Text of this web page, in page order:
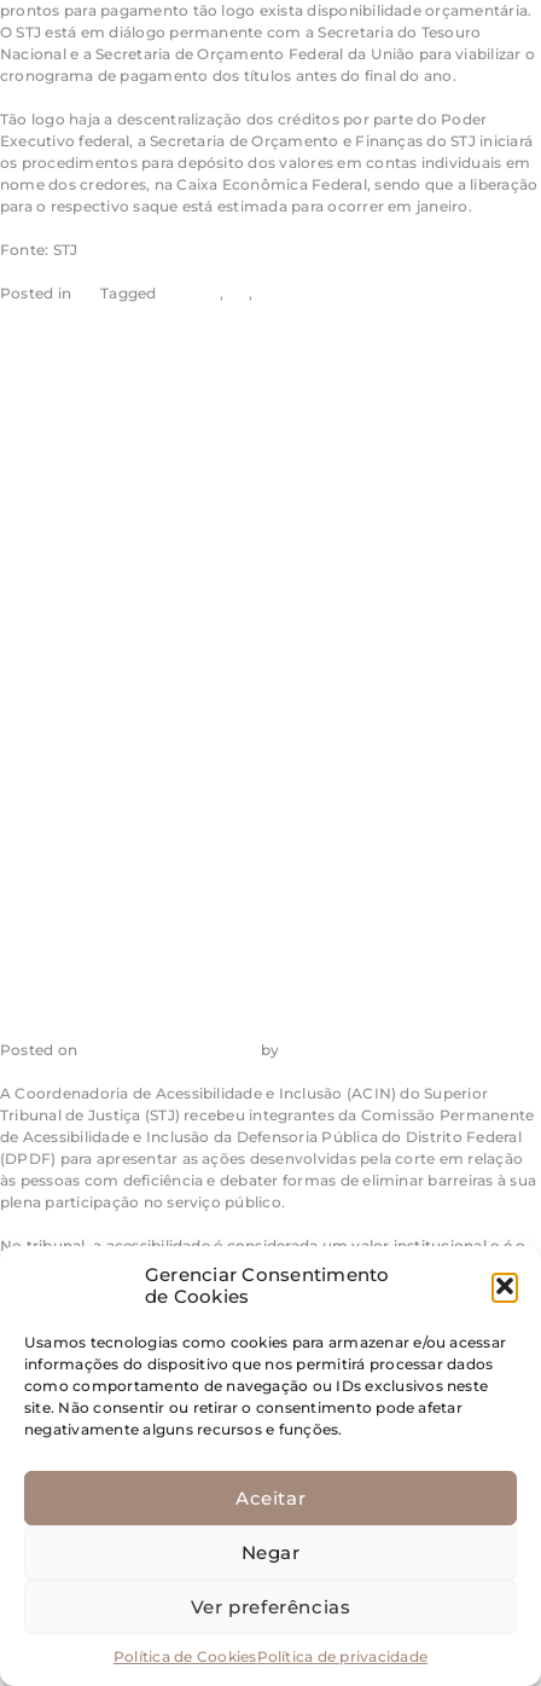
Gerenciar Consentimento
de Cookies
Usamos tecnologias como cookies para armazenar e/ou acessar
informações do dispositivo que nos permitirá processar dados
como comportamento de navegação ou IDs exclusivos neste
site. Não consentir ou retirar o consentimento pode afetar
negativamente alguns recursos e funções.
Aceitar
Negar
Ver preferências
Política de CookiesPolítica de privacidade
prontos para pagamento tão logo exista disponibilidade orçamentária.
O STJ está em diálogo permanente com a Secretaria do Tesouro
Nacional e a Secretaria de Orçamento Federal da União para viabilizar o
cronograma de pagamento dos títulos antes do final do ano.
Tão logo haja a descentralização dos créditos por parte do Poder
Executivo federal, a Secretaria de Orçamento e Finanças do STJ iniciará
os procedimentos para depósito dos valores em contas individuais em
nome dos credores, na Caixa Econômica Federal, sendo que a liberação
para o respectivo saque está estimada para ocorrer em janeiro.
Fonte: STJ
Posted in STJTagged , ,
Posted on by
A Coordenadoria de Acessibilidade e Inclusão (ACIN) do Superior
Tribunal de Justiça (STJ) recebeu integrantes da Comissão Permanente
de Acessibilidade e Inclusão da Defensoria Pública do Distrito Federal
(DPDF) para apresentar as ações desenvolvidas pela corte em relação
às pessoas com deficiência e debater formas de eliminar barreiras à sua
plena participação no serviço público.
No tribunal, a acessibilidade é considerada um valor institucional e é o
objetivo de iniciativas bem-sucedidas, tanto no aperfeiçoamento dos
serviços prestados aos cidadãos como na forma de ações mais amplas,
cooperação técnica entre diversas instituições públicas. Essa
experiência foi compartilhada com a DPDF, que pretende, a partir do
encontro, aperfeiçoar as atividades de sua comissão.
A coordenadora da ACIN, Simone Pinheiro Machado, explicou que o
trabalho de inclusão de pessoas com deficiência no STJ sempre contou
“A ministra Nancy Andrighi sempre foi envolvida com a causa das
advogados faziam as sustentações orais fossem adaptados. No mesmo
inclusão”, lembrou a coordenadora da ACIN.